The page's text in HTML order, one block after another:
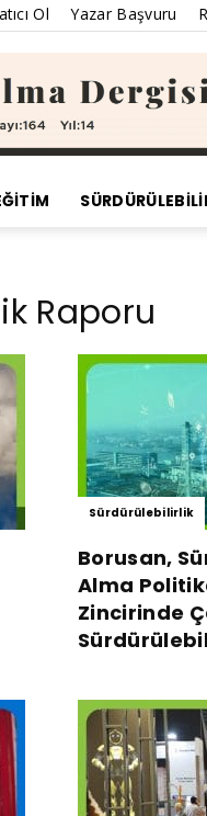
Ol Yazar Başvuru
Raporu
Sürdürülebilirlik
Borusan,
Alma
Zincirinde